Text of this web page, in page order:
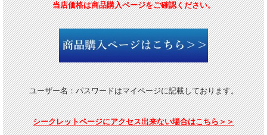
当店価格は商品購入ページをご確認ください。
ユーザー名：パスワードはマイページに記載しております。
シークレットページにアクセス出来ない場合はこちら＞＞